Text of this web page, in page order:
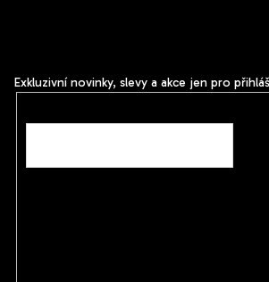
Exkluzivní novinky, slevy a akce jen pro